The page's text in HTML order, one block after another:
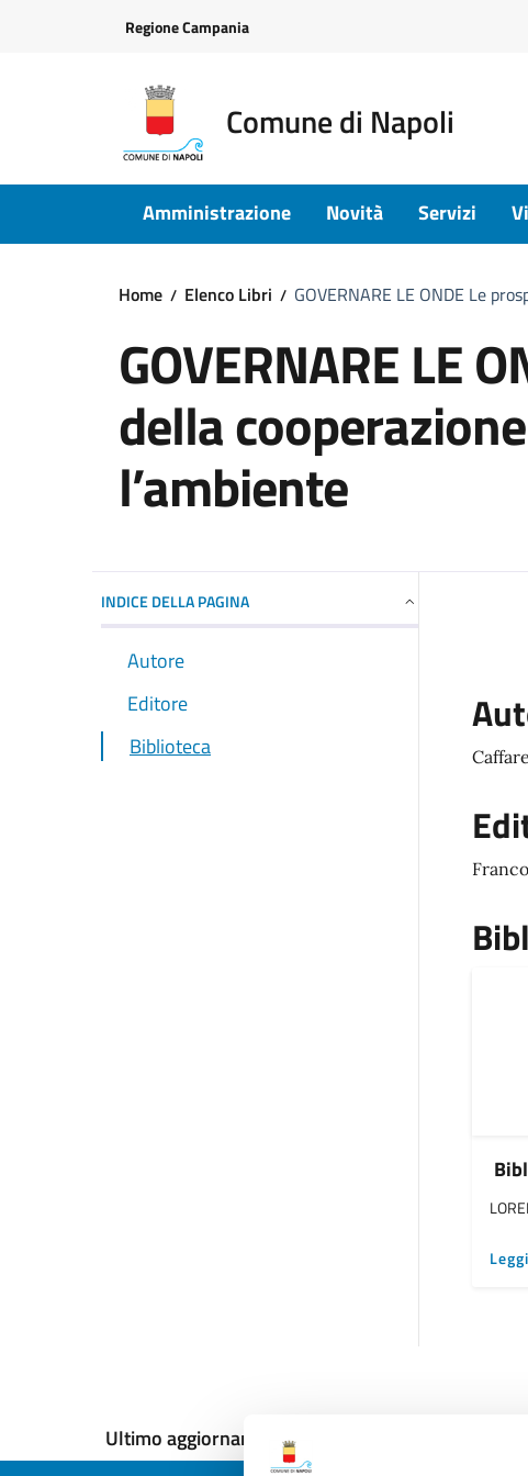
Regione Campania
Comune di Napoli
Amministrazione Novità Servizi
Home Elenco Libri GOVERNARE LE ONDE Le
GOVERNARE LE
della
l’ambiente
INDICE DELLA PAGINA
Autore
Editore
Biblioteca
Ultimo aggiornamento: